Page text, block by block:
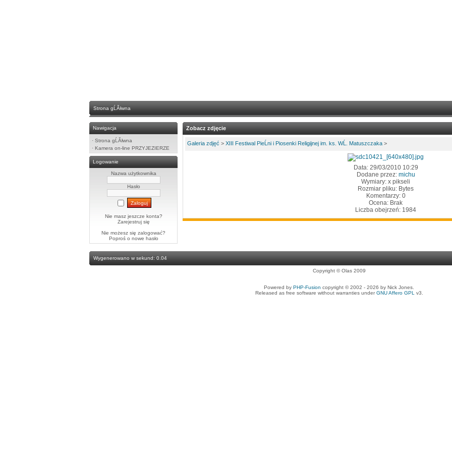
Strona gĹĂłwna
Nawigacja
· Strona gĹĂłwna
· Kamera on-line PRZYJEZIERZE
Logowanie
Nazwa użytkownika
Hasło
Nie masz jeszcze konta?
Zarejestruj się
Nie możesz się zalogować?
Poproś o nowe hasło
Zobacz zdjęcie
Galeria zdjęć > XIII Festiwal PieĹni i Piosenki Religijnej im. ks. WĹ. Matuszczaka >
Data: 29/03/2010 10:29
Dodane przez: michu
Wymiary: x pikseli
Rozmiar pliku: Bytes
Komentarzy: 0
Ocena: Brak
Liczba obejrzeń: 1984
Wygenerowano w sekund: 0.04
Copyright © Olas 2009
Powered by PHP-Fusion copyright © 2002 - 2026 by Nick Jones.
Released as free software without warranties underGNU Affero GPL v3.